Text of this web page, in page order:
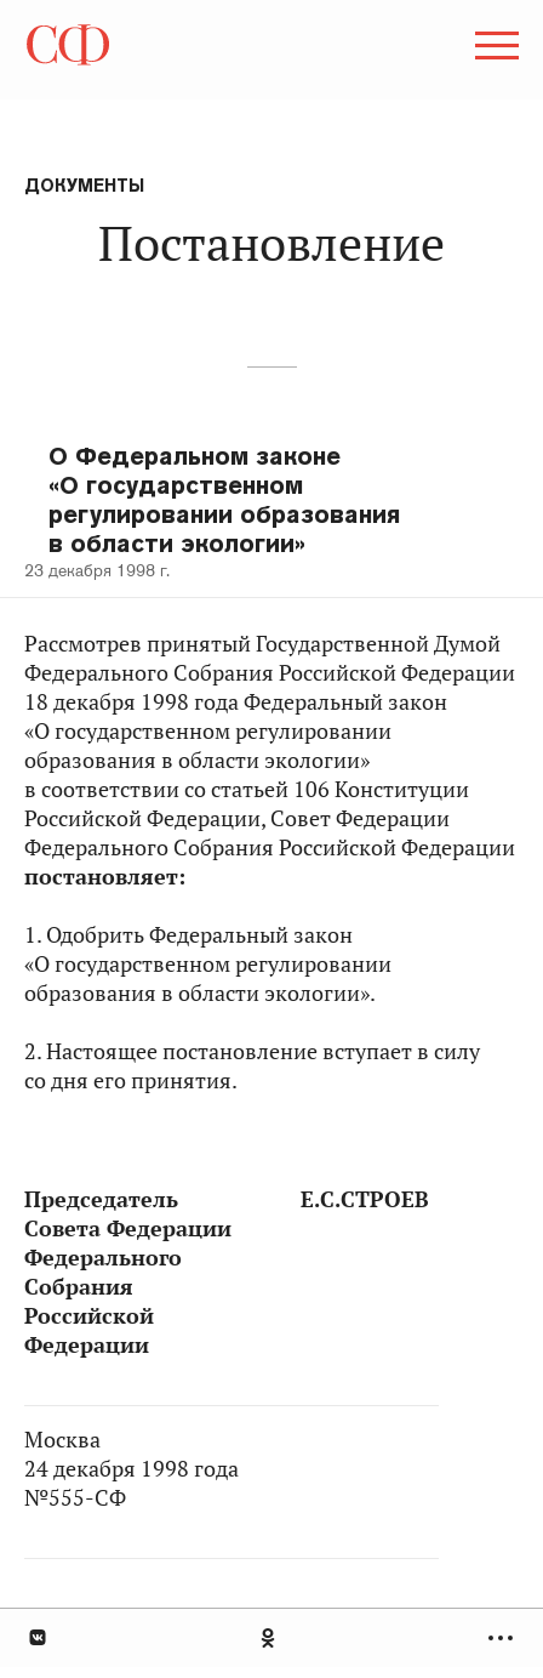
ДОКУМЕНТЫ
Постановление
О Федеральном законе
«О государственном
регулировании образования
в области экологии»
23 декабря 1998 г.
Рассмотрев принятый Государственной Думой
Федерального Собрания Российской Федерации
18 декабря 1998 года Федеральный закон
«О государственном регулировании
образования в области экологии»
в соответствии со статьей 106 Конституции
Российской Федерации, Совет Федерации
Федерального Собрания Российской Федерации
постановляет:
1. Одобрить Федеральный закон
«О государственном регулировании
образования в области экологии».
2. Настоящее постановление вступает в силу
со дня его принятия.
Председатель
Совета Федерации
Федерального
Собрания
Российской
Федерации
Е.С.СТРОЕВ
Москва
24 декабря 1998 года
№555-СФ